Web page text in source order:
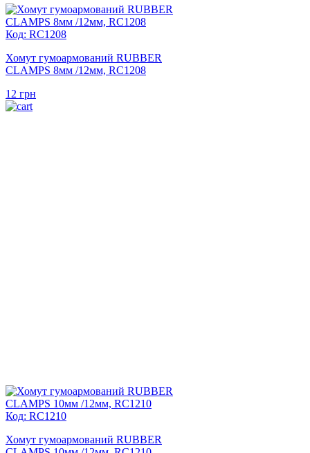
Код: RC1208
Хомут гумоармований RUBBER
CLAMPS 8мм /12мм, RC1208
12 грн
Код: RC1210
Хомут гумоармований RUBBER